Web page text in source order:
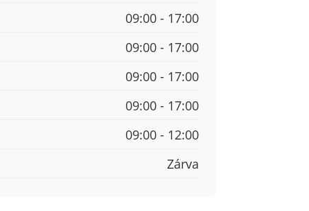
09:00 - 17:00
09:00 - 17:00
09:00 - 17:00
09:00 - 17:00
09:00 - 12:00
Zárva